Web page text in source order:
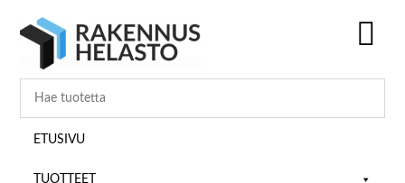
pääsisältöön
ensisijaiseen
alatunnisteeseen
ETUSIVU
TUOTTEET